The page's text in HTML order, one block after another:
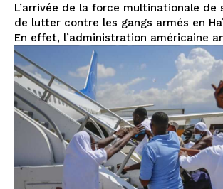
L’arrivée de la force multinationale de
de lutter contre les gangs armés en
En effet, l’administration américaine